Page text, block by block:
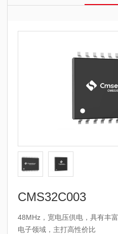
CMS32C003
48MHz，宽电压供电，具有丰
电子领域，主打高性价比